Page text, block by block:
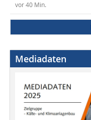
vor 40 Min.
Mediadaten